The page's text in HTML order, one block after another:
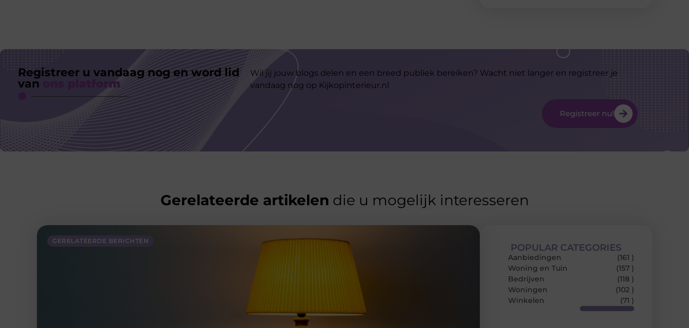
Registreer u vandaag nog en word lid
van
ons platform
Wil jij jouw blogs delen en een breed publiek bereiken? Wacht niet langer en registreer je
vandaag nog op Kijkopinterieur.nl
Registreer nu!
Gerelateerde artikelen die u mogelijk interesseren
GERELATEERDE BERICHTEN
POPULAR CATEGORIES
Aanbiedingen
(161 )
Woning en Tuin
(157 )
Bedrijven
(118 )
Woningen
(102 )
Winkelen
(71 )